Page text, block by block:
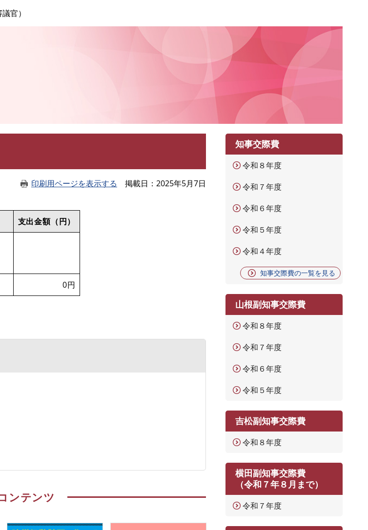
官）
印刷用ページを表示する 掲載日 2025年5月7日
支出金額（円）
0円
ンテンツ
知事交際費
令和８年度
令和７年度
令和６年度
令和５年度
令和４年度
知事交際費の一覧を見る
山根副知事交際費
令和８年度
令和７年度
令和６年度
令和５年度
吉松副知事交際費
令和８年度
横田副知事交際費
（令和７年８月まで）
令和７年度